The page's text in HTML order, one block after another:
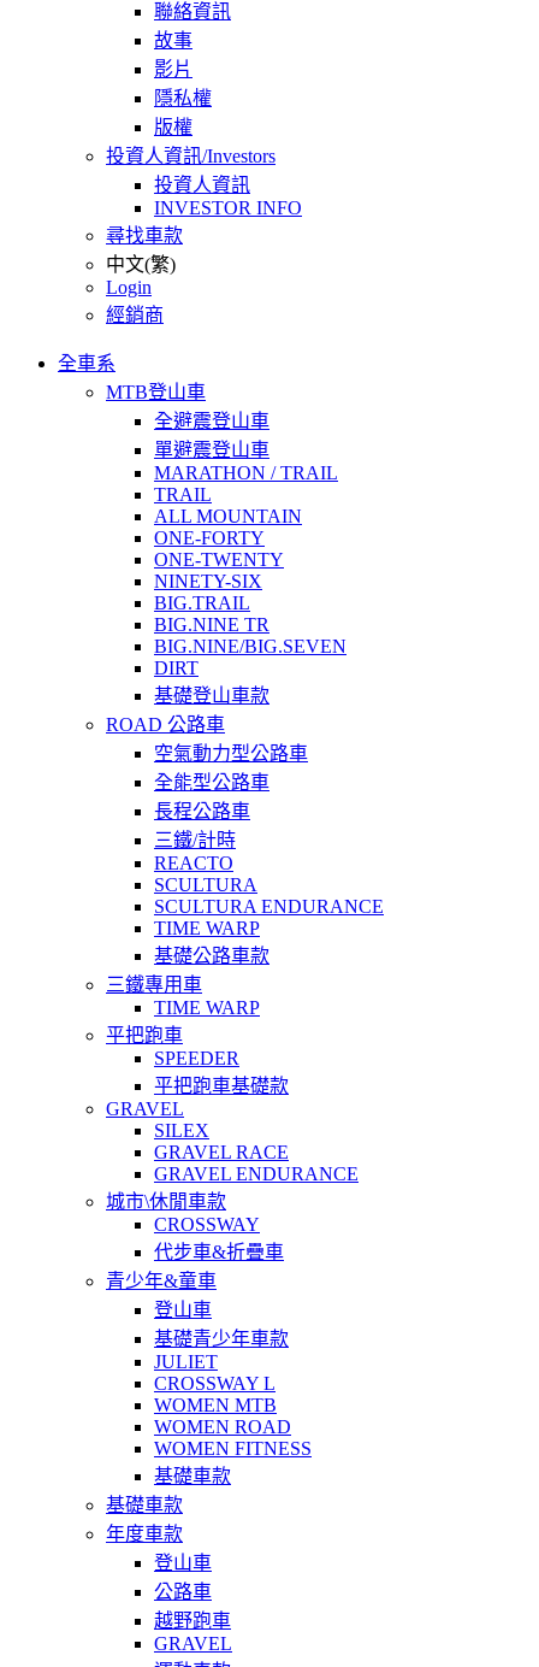
聯絡資訊
故事
影片
隱私權
版權
投資人資訊/Investors
投資人資訊
INVESTOR INFO
尋找車款
中文(繁)
Login
經銷商
全車系
MTB登山車
全避震登山車
單避震登山車
MARATHON / TRAIL
TRAIL
ALL MOUNTAIN
ONE-FORTY
ONE-TWENTY
NINETY-SIX
BIG.TRAIL
BIG.NINE TR
BIG.NINE/BIG.SEVEN
DIRT
基礎登山車款
ROAD 公路車
空氣動力型公路車
全能型公路車
長程公路車
三鐵/計時
REACTO
SCULTURA
SCULTURA ENDURANCE
TIME WARP
基礎公路車款
三鐵專用車
TIME WARP
平把跑車
SPEEDER
平把跑車基礎款
GRAVEL
SILEX
GRAVEL RACE
GRAVEL ENDURANCE
城市\休閒車款
CROSSWAY
代步車&折疊車
青少年&童車
登山車
基礎青少年車款
JULIET
CROSSWAY L
WOMEN MTB
WOMEN ROAD
WOMEN FITNESS
基礎車款
基礎車款
年度車款
登山車
公路車
越野跑車
GRAVEL